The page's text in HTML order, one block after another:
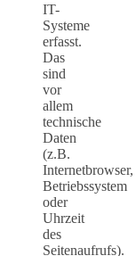
IT-
Systeme
erfasst.
Das
sind
vor
allem
technische
Daten
(z.B.
Internetbrowser,
Betriebssystem
oder
Uhrzeit
des
Seitenaufrufs).